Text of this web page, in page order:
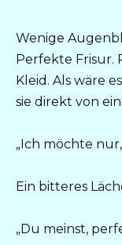
Wenige
Perfekte Frisur.
Kleid. Als wäre
sie direkt von
„Ich möchte
Ein bitteres
„Du meinst,